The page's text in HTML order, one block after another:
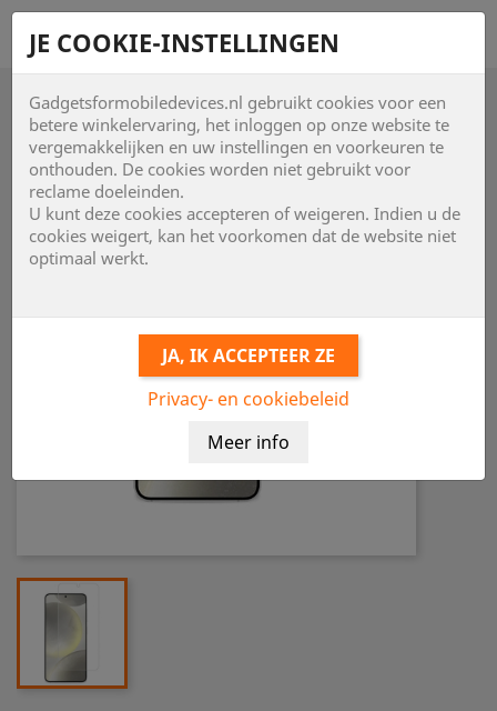

JE COOKIE-INSTELLINGEN
Gadgetsformobiledevices.nl gebruikt cookies voor een
betere winkelervaring, het inloggen op onze website te
vergemakkelijken en uw instellingen en voorkeuren te
onthouden. De cookies worden niet gebruikt voor
reclame doeleinden.
U kunt deze cookies accepteren of weigeren. Indien u de
cookies weigert, kan het voorkomen dat de website niet
optimaal werkt.
Privacy- en cookiebeleid